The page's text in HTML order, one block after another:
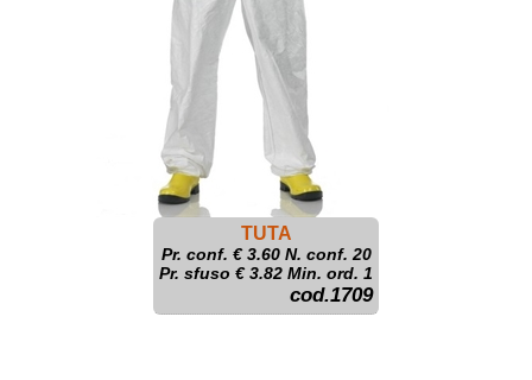
TUTA
Pr. conf. €3.60N. conf. 20
Pr. sfuso € 3.82 Min. ord. 1
cod.1709